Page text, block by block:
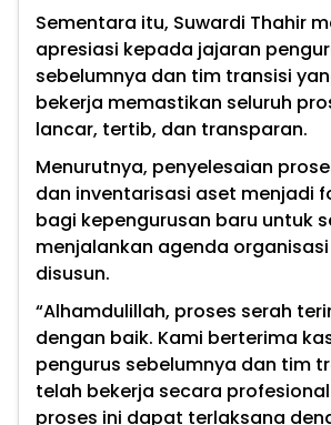
Sementara itu, Suwardi Thahir
apresiasi kepada jajaran
sebelumnya dan tim transisi
bekerja memastikan seluruh
lancar, tertib, dan transparan.
Menurutnya, penyelesaian
dan inventarisasi aset menjadi
bagi kepengurusan baru untuk
menjalankan agenda
disusun.
“Alhamdulillah, proses serah
dengan baik. Kami berterima
pengurus sebelumnya dan tim
telah bekerja secara
proses ini dapat terlaksana